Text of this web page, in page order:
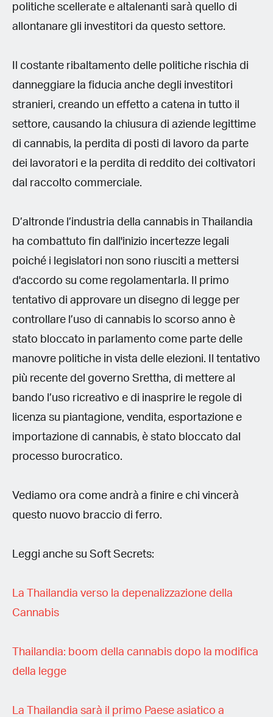
politiche scellerate e altalenanti sarà quello di
allontanare gli investitori da questo settore.
Il costante ribaltamento delle politiche rischia di
danneggiare la fiducia anche degli investitori
stranieri, creando un effetto a catena in tutto il
settore, causando la chiusura di aziende legittime
di cannabis, la perdita di posti di lavoro da parte
dei lavoratori e la perdita di reddito dei coltivatori
dal raccolto commerciale.
D’altronde l’industria della cannabis in Thailandia
ha combattuto fin dall'inizio incertezze legali
poiché i legislatori non sono riusciti a mettersi
d'accordo su come regolamentarla. Il primo
tentativo di approvare un disegno di legge per
controllare l’uso di cannabis lo scorso anno è
stato bloccato in parlamento come parte delle
manovre politiche in vista delle elezioni. Il tentativo
più recente del governo Srettha, di mettere al
bando l’uso ricreativo e di inasprire le regole di
licenza su piantagione, vendita, esportazione e
importazione di cannabis, è stato bloccato dal
processo burocratico.
Vediamo ora come andrà a finire e chi vincerà
questo nuovo braccio di ferro.
Leggi anche su Soft Secrets:
La Thailandia verso la depenalizzazione della
Cannabis
Thailandia: boom della cannabis dopo la modifica
della legge
La Thailandia sarà il primo Paese asiatico a